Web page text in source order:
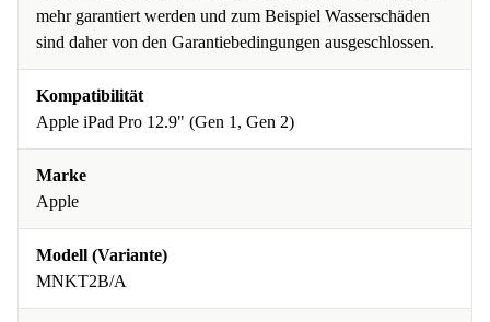
mehr garantiert werden und zum Beispiel Wasserschäden
sind daher von den Garantiebedingungen ausgeschlossen.
Kompatibilität
Apple iPad Pro 12.9" (Gen 1, Gen 2)
Marke
Apple
Modell (Variante)
MNKT2B/A